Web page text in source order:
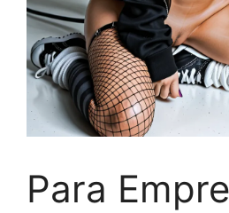
Para